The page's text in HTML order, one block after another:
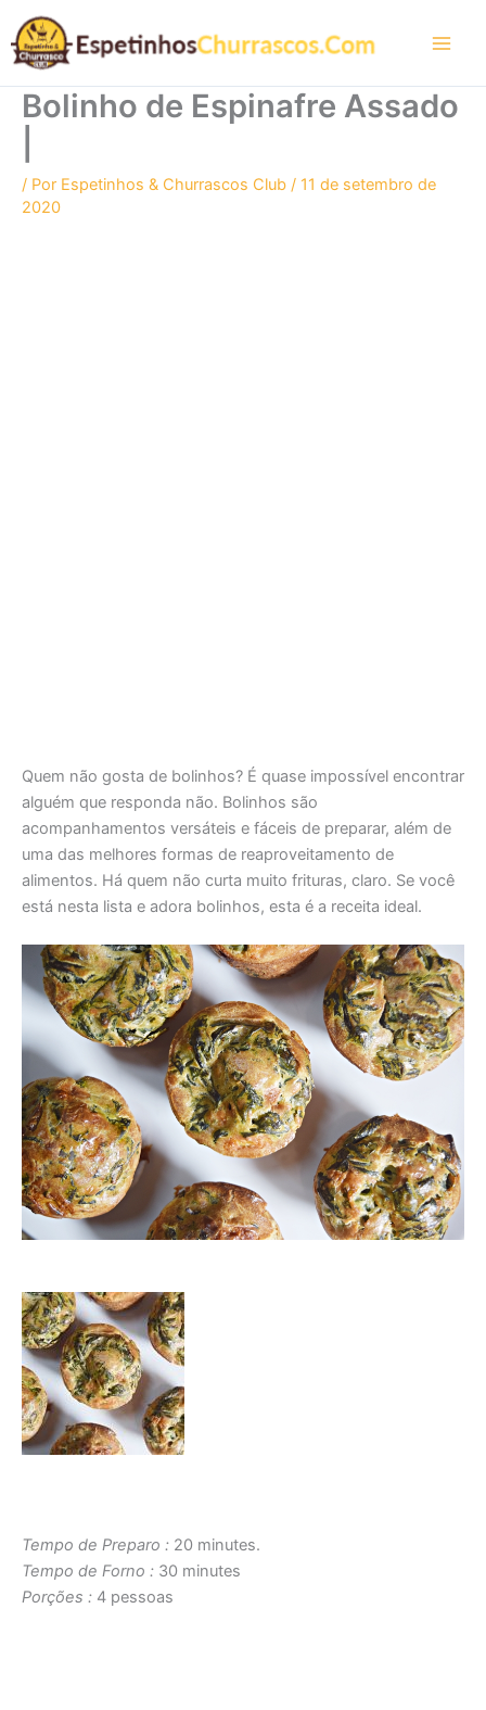
para
conteúdo
Bolinho de Espinafre Assado
/ Por Espetinhos & Churrascos Club / 11 de setembro de
2020
Quem não gosta de bolinhos? É quase impossível encontrar
alguém que responda não. Bolinhos são
acompanhamentos versáteis e fáceis de preparar, além de
uma das melhores formas de reaproveitamento de
alimentos. Há quem não curta muito frituras, claro. Se você
está nesta lista e adora bolinhos, esta é a receita ideal.
Tempo de Preparo : 20 minutes.
Tempo de Forno : 30 minutes
Porções : 4 pessoas